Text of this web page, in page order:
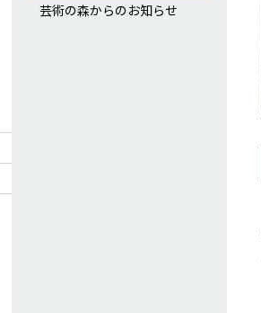
芸術の森からのお知らせ